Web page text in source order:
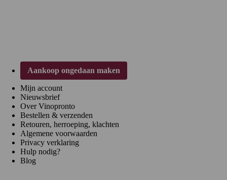
Aankoop ongedaan maken
Mijn account
Nieuwsbrief
Over Vinopronto
Bestellen & verzenden
Retouren, herroeping, klachten
Algemene voorwaarden
Privacy verklaring
Hulp nodig?
Blog